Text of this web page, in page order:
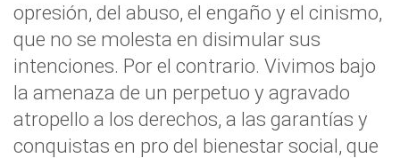
opresión, del abuso, el engaño y el cinismo,
que no se molesta en disimular sus
intenciones. Por el contrario. Vivimos bajo
la amenaza de un perpetuo y agravado
atropello a los derechos, a las garantías y
conquistas en pro del bienestar social, que